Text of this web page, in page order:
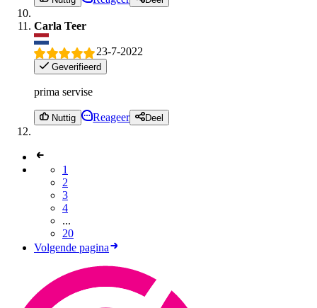
Carla Teer
23-7-2022
Geverifieerd
prima servise
Nuttig Reageer Deel
1
2
3
4
...
20
Volgende pagina